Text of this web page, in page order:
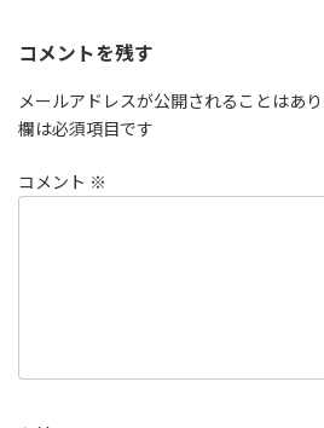
コメントを残す
メールアドレスが公開されることはあり
欄は必須項目です
コメント ※